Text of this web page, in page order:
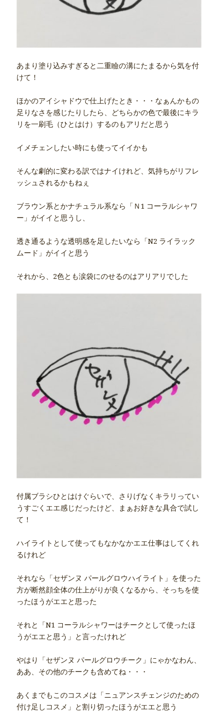
あまり塗り込みすぎると二重瞼の溝にたまるから気を付
けて！
ほかのアイシャドウで仕上げたとき・・・なぁんかもの
足りなさを感じたりしたら、どちらかの色で最後にキラ
リを一刷毛（ひとはけ）するのもアリだと思う
イメチェンしたい時にも使ってイイかも
そんな劇的に変わる訳ではナイけれど、気持ちがリフレ
ッシュされるかもねぇ
ブラウン系とかナチュラル系なら「Ｎ1 コーラルシャワ
ー」がイイと思うし、
透き通るような透明感を足したいなら「N2 ライラック
ムード」がイイと思う
それから、2色とも涙袋にのせるのはアリアリでした
付属ブラシひとはけぐらいで、さりげなくキラリってい
うすごくエエ感じだったけど、まぁお好きな具合で試し
て！
ハイライトとして使ってもなかなかエエ仕事はしてくれ
るけれど
それなら「セザンヌ パールグロウハイライト」を使った
方が断然顔全体の仕上がりが良くなるから、そっちを使
ったほうがエエと思った
それと「N1 コーラルシャワーはチークとして使ったほ
うがエエと思う」と言ったけれど
やはり「セザンヌ パールグロウチーク」にゃかなわん、
ああ、その他のチークも含めてね・・・
あくまでもこのコスメは「ニュアンスチェンジのための
付け足しコスメ」と割り切ったほうがエエと思う